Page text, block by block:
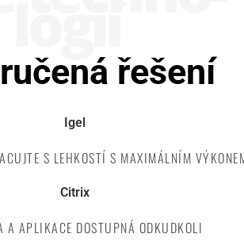
řešení
Igel
S LEHKOSTÍ S MAXIMÁLNÍM
Citrix
A APLIKACE DOSTUPNÁ ODKUDKOLI